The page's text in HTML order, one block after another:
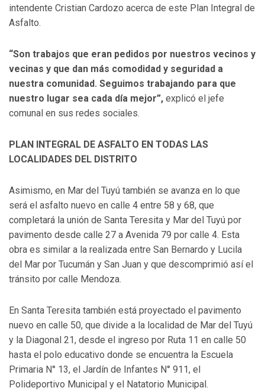
intendente Cristian Cardozo acerca de este Plan Integral de
Asfalto.
“Son trabajos que eran pedidos por nuestros vecinos y
vecinas y que dan más comodidad y seguridad a
nuestra comunidad. Seguimos trabajando para que
nuestro lugar sea cada día mejor”, explicó el jefe
comunal en sus redes sociales.
PLAN INTEGRAL DE ASFALTO EN TODAS LAS
LOCALIDADES DEL DISTRITO
Asimismo, en Mar del Tuyú también se avanza en lo que
será el asfalto nuevo en calle 4 entre 58 y 68, que
completará la unión de Santa Teresita y Mar del Tuyú por
pavimento desde calle 27 a Avenida 79 por calle 4. Esta
obra es similar a la realizada entre San Bernardo y Lucila
del Mar por Tucumán y San Juan y que descomprimió así el
tránsito por calle Mendoza.
En Santa Teresita también está proyectado el pavimento
nuevo en calle 50, que divide a la localidad de Mar del Tuyú
y la Diagonal 21, desde el ingreso por Ruta 11 en calle 50
hasta el polo educativo donde se encuentra la Escuela
Primaria N° 13, el Jardín de Infantes N° 911, el
Polideportivo Municipal y el Natatorio Municipal.